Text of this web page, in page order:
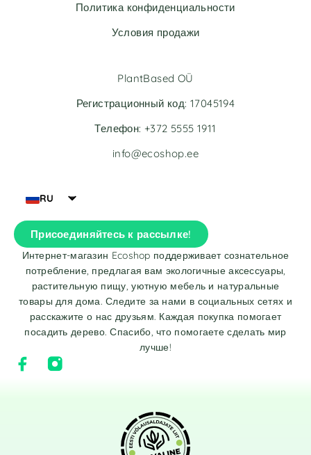
:
Политика конфиденциальности
Условия продажи
RU
Присоединяйтесь к рассылке!
Интернет-магазин Ecoshop поддерживает сознательное
потребление, предлагая вам экологичные аксессуары,
растительную пищу, уютную мебель и натуральные
товары для дома. Следите за нами в социальных сетях и
расскажите о нас друзьям. Каждая покупка помогает
посадить дерево. Спасибо, что помогаете сделать мир
лучше!
PlantBased OÜ
Регистрационный код: 17045194
Телефон: +372 5555 1911
info@ecoshop.ee